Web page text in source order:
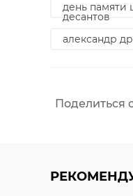
день памяти
десантов
александр
Поделиться